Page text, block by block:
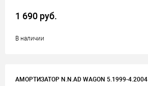
1 690 руб.
В наличии
АМОРТИЗАТОР N.N.AD WAGON 5.1999-4.2004